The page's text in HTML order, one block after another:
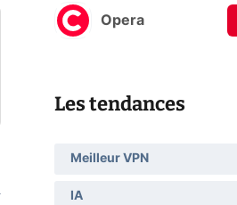
Opera
Les tendances
Meilleur VPN
IA